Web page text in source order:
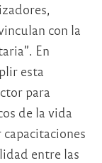
con la
En
esta
para
de la vida
entre las